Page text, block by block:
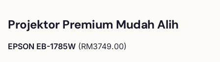
Projektor Premium Mudah Alih
EPSON EB-1785W (RM3749.00)